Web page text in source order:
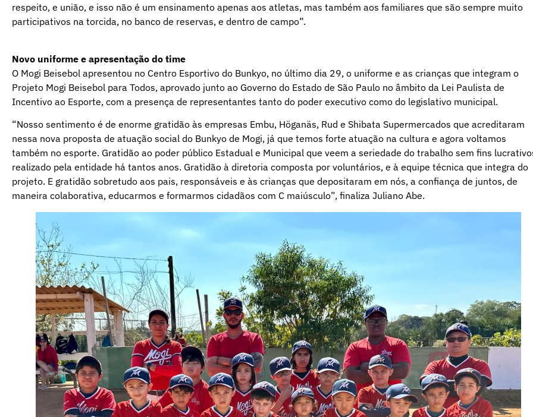
respeito, e união, e isso não é um ensinamento apenas aos atletas, mas também aos familiares que são sempre muito
participativos na torcida, no banco de reservas, e dentro de campo”.
Novo uniforme e apresentação do time
O Mogi Beisebol apresentou no Centro Esportivo do Bunkyo, no último dia 29, o uniforme e as crianças que integram o
Projeto Mogi Beisebol para Todos, aprovado junto ao Governo do Estado de São Paulo no âmbito da Lei Paulista de
Incentivo ao Esporte, com a presença de representantes tanto do poder executivo como do legislativo municipal.
“Nosso sentimento é de enorme gratidão às empresas Embu, Höganäs, Rud e Shibata Supermercados que acreditaram
nessa nova proposta de atuação social do Bunkyo de Mogi, já que temos forte atuação na cultura e agora voltamos
também no esporte. Gratidão ao poder público Estadual e Municipal que veem a seriedade do trabalho sem fins
realizado pela entidade há tantos anos. Gratidão à diretoria composta por voluntários, e à equipe técnica que integra do
projeto. E gratidão sobretudo aos pais, responsáveis e às crianças que depositaram em nós, a confiança de juntos, de
maneira colaborativa, educarmos e formarmos cidadãos com C maiúsculo”, finaliza Juliano Abe.